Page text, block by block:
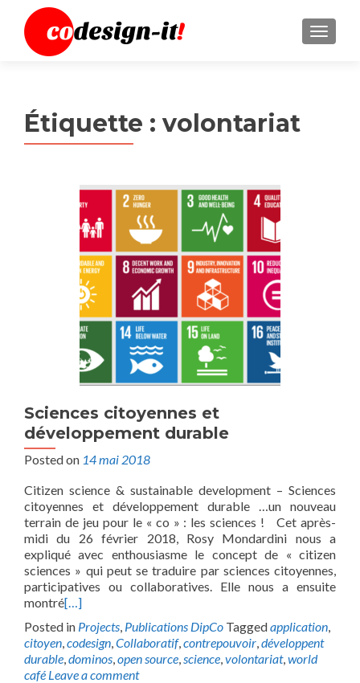
MENU
Étiquette : volontariat
Sciences citoyennes et
développement durable
Posted on 14 mai 2018
Citizen science & sustainable development – Sciences
citoyennes et développement durable …un nouveau
terrain de jeu pour le « co » : les sciences ! Cet après-
midi du 26 février 2018, Rosy Mondardini nous a
expliqué avec enthousiasme le concept de « citizen
sciences » qui peut se traduire par sciences citoyennes,
participatives ou collaboratives. Elle nous a ensuite
montré[…]
Posted in Projects, Publications DipCo Taggedapplication,
citoyen,codesign,Collaboratif,contrepouvoir,développent
durable,dominos,open source,science,volontariat,world
café Leave a comment